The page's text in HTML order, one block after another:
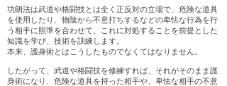
功朗法は武道や格闘技とは全く正反対の立場で、危険な道具
を使用したり、物陰から不意打ちするなどの卑怯な行為を行
う相手に照準を合わせて、これに対処することを前提とした
知識を学び、技術を訓練します。
本来、護身術とはこうしたものでなくてはなりません。
したがって、武道や格闘技を修練すれば、それがそのまま護
身術になり、危険な道具を持った相手や、卑怯な相手の不意